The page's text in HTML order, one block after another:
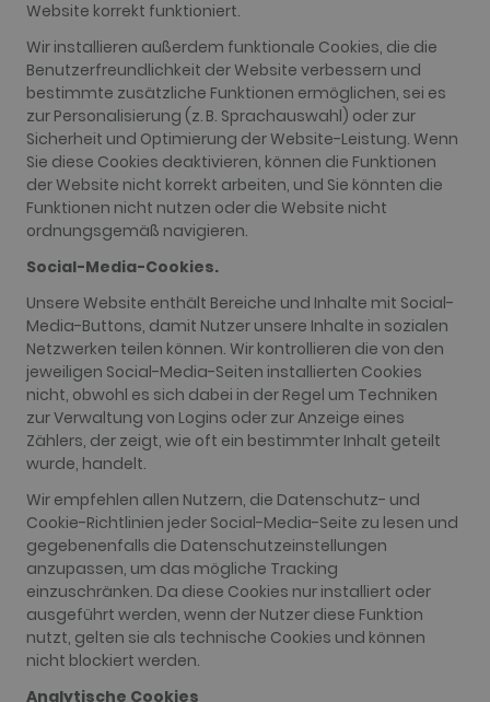
Website korrekt funktioniert.
Wir installieren außerdem funktionale Cookies, die die
Benutzerfreundlichkeit der Website verbessern und
bestimmte zusätzliche Funktionen ermöglichen, sei es
zur Personalisierung (z. B. Sprachauswahl) oder zur
Sicherheit und Optimierung der Website-Leistung. Wenn
Sie diese Cookies deaktivieren, können die Funktionen
der Website nicht korrekt arbeiten, und Sie könnten die
Funktionen nicht nutzen oder die Website nicht
ordnungsgemäß navigieren.
Social-Media-Cookies.
Unsere Website enthält Bereiche und Inhalte mit Social-
Media-Buttons, damit Nutzer unsere Inhalte in sozialen
Netzwerken teilen können. Wir kontrollieren die von den
jeweiligen Social-Media-Seiten installierten Cookies
nicht, obwohl es sich dabei in der Regel um Techniken
zur Verwaltung von Logins oder zur Anzeige eines
Zählers, der zeigt, wie oft ein bestimmter Inhalt geteilt
wurde, handelt.
Wir empfehlen allen Nutzern, die Datenschutz- und
Cookie-Richtlinien jeder Social-Media-Seite zu lesen und
gegebenenfalls die Datenschutzeinstellungen
anzupassen, um das mögliche Tracking
einzuschränken. Da diese Cookies nur installiert oder
ausgeführt werden, wenn der Nutzer diese Funktion
nutzt, gelten sie als technische Cookies und können
nicht blockiert werden.
Analytische Cookies